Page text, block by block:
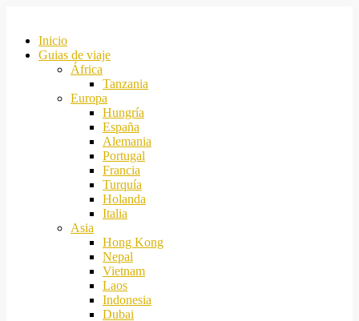
Inicio
Guias de viaje
África
Tanzania
Europa
Hungría
España
Alemania
Portugal
Francia
Turquía
Holanda
Italia
Asia
Hong Kong
Nepal
Vietnam
Laos
Indonesia
Dubai